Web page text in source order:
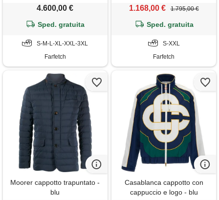
4.600,00 €
Sped. gratuita
S-M-L-XL-XXL-3XL
Farfetch
1.168,00 € 1.795,00 €
Sped. gratuita
S-XXL
Farfetch
Moorer cappotto trapuntato -
blu
Casablanca cappotto con
cappuccio e logo - blu